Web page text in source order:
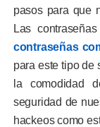
pasos para que
Las
contraseñas
para este tipo de
la comodidad
seguridad de
hackeos como